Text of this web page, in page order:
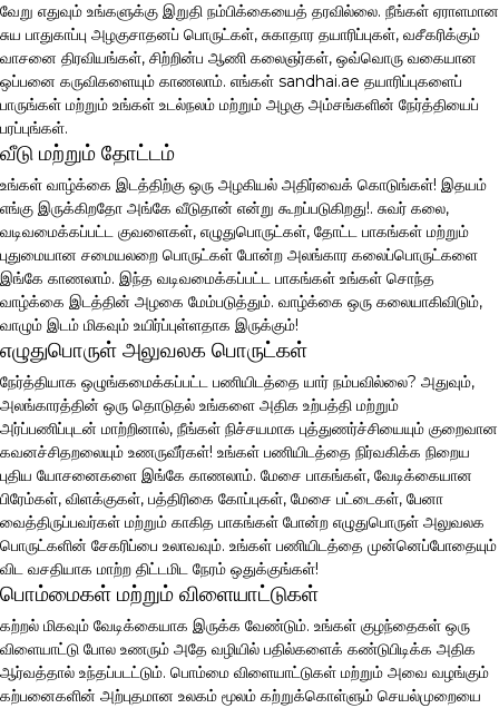
வேறு எதுவும் உங்களுக்கு இறுதி நம்பிக்கையைத் தரவில்லை. நீங்கள் ஏராளமான
சுய பாதுகாப்பு அழகுசாதனப் பொருட்கள், சுகாதார தயாரிப்புகள், வசீகரிக்கும்
வாசனை திரவியங்கள், சிற்றின்ப ஆணி கலைஞர்கள், ஒவ்வொரு வகையான
ஒப்பனை கருவிகளையும் காணலாம். எங்கள் sandhai.ae தயாரிப்புகளைப்
பாருங்கள் மற்றும் உங்கள் உடல்நலம் மற்றும் அழகு அம்சங்களின் நேர்த்தியைப்
பரப்புங்கள்.
வீடு மற்றும் தோட்டம்
உங்கள் வாழ்க்கை இடத்திற்கு ஒரு அழகியல் அதிர்வைக் கொடுங்கள்! இதயம்
எங்கு இருக்கிறதோ அங்கே வீடுதான் என்று கூறப்படுகிறது!. சுவர் கலை,
வடிவமைக்கப்பட்ட குவளைகள், எழுதுபொருட்கள், தோட்ட பாகங்கள் மற்றும்
புதுமையான சமையலறை பொருட்கள் போன்ற அலங்கார கலைப்பொருட்களை
இங்கே காணலாம். இந்த வடிவமைக்கப்பட்ட பாகங்கள் உங்கள் சொந்த
வாழ்க்கை இடத்தின் அழகை மேம்படுத்தும். வாழ்க்கை ஒரு கலையாகிவிடும்,
வாழும் இடம் மிகவும் உயிர்ப்புள்ளதாக இருக்கும்!
எழுதுபொருள் அலுவலக பொருட்கள்
நேர்த்தியாக ஒழுங்கமைக்கப்பட்ட பணியிடத்தை யார் நம்பவில்லை? அதுவும்,
அலங்காரத்தின் ஒரு தொடுதல் உங்களை அதிக உற்பத்தி மற்றும்
அர்ப்பணிப்புடன் மாற்றினால், நீங்கள் நிச்சயமாக புத்துணர்ச்சியையும் குறைவான
கவனச்சிதறலையும் உணருவீர்கள்! உங்கள் பணியிடத்தை நிர்வகிக்க நிறைய
புதிய யோசனைகளை இங்கே காணலாம். மேசை பாகங்கள், வேடிக்கையான
பிரேம்கள், விளக்குகள், பத்திரிகை கோப்புகள், மேசை பட்டைகள், பேனா
வைத்திருப்பவர்கள் மற்றும் காகித பாகங்கள் போன்ற எழுதுபொருள் அலுவலக
பொருட்களின் சேகரிப்பை உலாவவும். உங்கள் பணியிடத்தை முன்னெப்போதையும்
விட வசதியாக மாற்ற திட்டமிட நேரம் ஒதுக்குங்கள்!
பொம்மைகள் மற்றும் விளையாட்டுகள்
கற்றல் மிகவும் வேடிக்கையாக இருக்க வேண்டும். உங்கள் குழந்தைகள் ஒரு
விளையாட்டு போல உணரும் அதே வழியில் பதில்களைக் கண்டுபிடிக்க அதிக
ஆர்வத்தால் உந்தப்படட்டும். பொம்மை விளையாட்டுகள் மற்றும் அவை வழங்கும்
கற்பனைகளின் அற்புதமான உலகம் மூலம் கற்றுக்கொள்ளும் செயல்முறையை